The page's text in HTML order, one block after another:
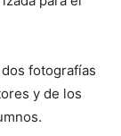
fotografías
y de los